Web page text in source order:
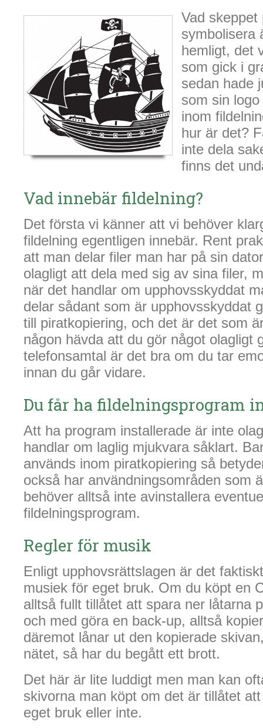
Vad skeppet
symbolisera
hemligt, det
som gick i
sedan hade
som sin
inom
hur är det?
inte dela
finns det
Vad innebär fildelning?
Det första vi känner att vi behöver
fildelning egentligen innebär. Rent
att man delar filer man har på sin
olagligt att dela med sig av sina filer,
när det handlar om upphovsskyddat
delar sådant som är upphovsskyddat
till piratkopiering, och det är det som
någon hävda att du gör något olagligt
telefonsamtal är det bra om du tar
innan du går vidare.
Du får ha fildelningsprogram
Att ha program installerade är inte
handlar om laglig mjukvara såklart.
används inom piratkopiering så
också har användningsområden som
behöver alltså inte avinstallera
fildelningsprogram.
Regler för musik
Enligt upphovsrättslagen är det
musiek för eget bruk. Om du köpt en
alltså fullt tillåtet att spara ner låtarna
och med göra en back-up, alltså
däremot lånar ut den kopierade
nätet, så har du begått ett brott.
Det här är lite luddigt men man kan
skivorna man köpt om det är tillåtet
eget bruk eller inte.